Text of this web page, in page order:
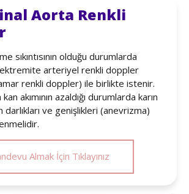
Aorta Renkli
sıkıntısının olduğu durumlarda
arteriyel renkli doppler
renkli doppler) ile birlikte istenir.
akımının azaldığı durumlarda karın
darlıkları ve genişlikleri (anevrizma)
Almak İçin Tıklayınız